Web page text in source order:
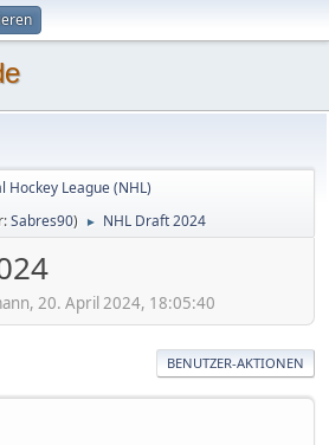
Hockey League (NHL)
Sabres90) ► NHL Draft 2024
20. April 2024, 18:05:40
BENUTZER-AKTIONEN